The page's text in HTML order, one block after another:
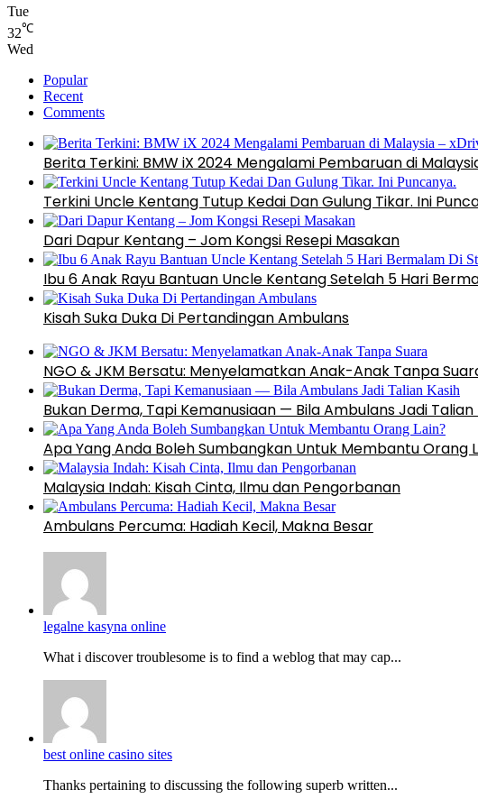
Tue
32℃
Wed
Popular
Recent
Comments
Berita Terkini: BMW iX 2024 Mengalami Pembaruan di
Terkini Uncle Kentang Tutup Kedai Dan Gulung Tikar. Ini
Dari Dapur Kentang – Jom Kongsi Resepi Masakan
Ibu 6 Anak Rayu Bantuan Uncle Kentang Setelah 5 Hari
Kisah Suka Duka Di Pertandingan Ambulans
NGO & JKM Bersatu: Menyelamatkan Anak-Anak Tanpa
Bukan Derma, Tapi Kemanusiaan — Bila Ambulans Jadi Talian
Apa Yang Anda Boleh Sumbangkan Untuk Membantu Orang
Malaysia Indah: Kisah Cinta, Ilmu dan Pengorbanan
Ambulans Percuma: Hadiah Kecil, Makna Besar
legalne kasyna online
What i discover troublesome is to find a weblog that may cap...
best online casino sites
Thanks pertaining to discussing the following superb written...